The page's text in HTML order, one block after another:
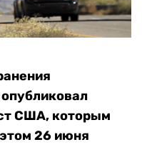
США, которым
26 июня